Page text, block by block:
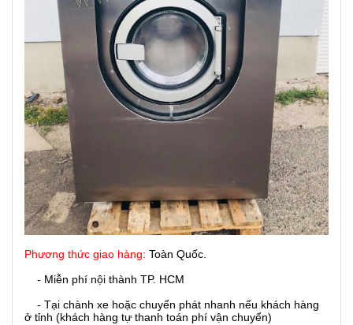
Phương thức giao hàng: Toàn Quốc.
- Miễn phí nội thành TP. HCM
- Tại chành xe hoặc chuyển phát nhanh nếu khách hàng
ở tỉnh (khách hàng tự thanh toán phí vận chuyển)